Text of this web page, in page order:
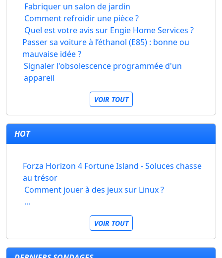
Fabriquer un salon de jardin
Comment refroidir une pièce ?
Quel est votre avis sur Engie Home Services ?
Passer sa voiture à l’éthanol (E85) : bonne ou
mauvaise idée ?
Signaler l'obsolescence programmée d'un
appareil
VOIR TOUT
HOT
Forza Horizon 4 Fortune Island - Soluces chasse
au trésor
Comment jouer à des jeux sur Linux ?
...
VOIR TOUT